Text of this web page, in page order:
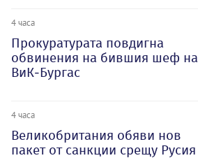
4 часа
Прокуратурата повдигна
обвинения на бившия шеф на
ВиК-Бургас
4 часа
Великобритания обяви нов
пакет от санкции срещу Русия